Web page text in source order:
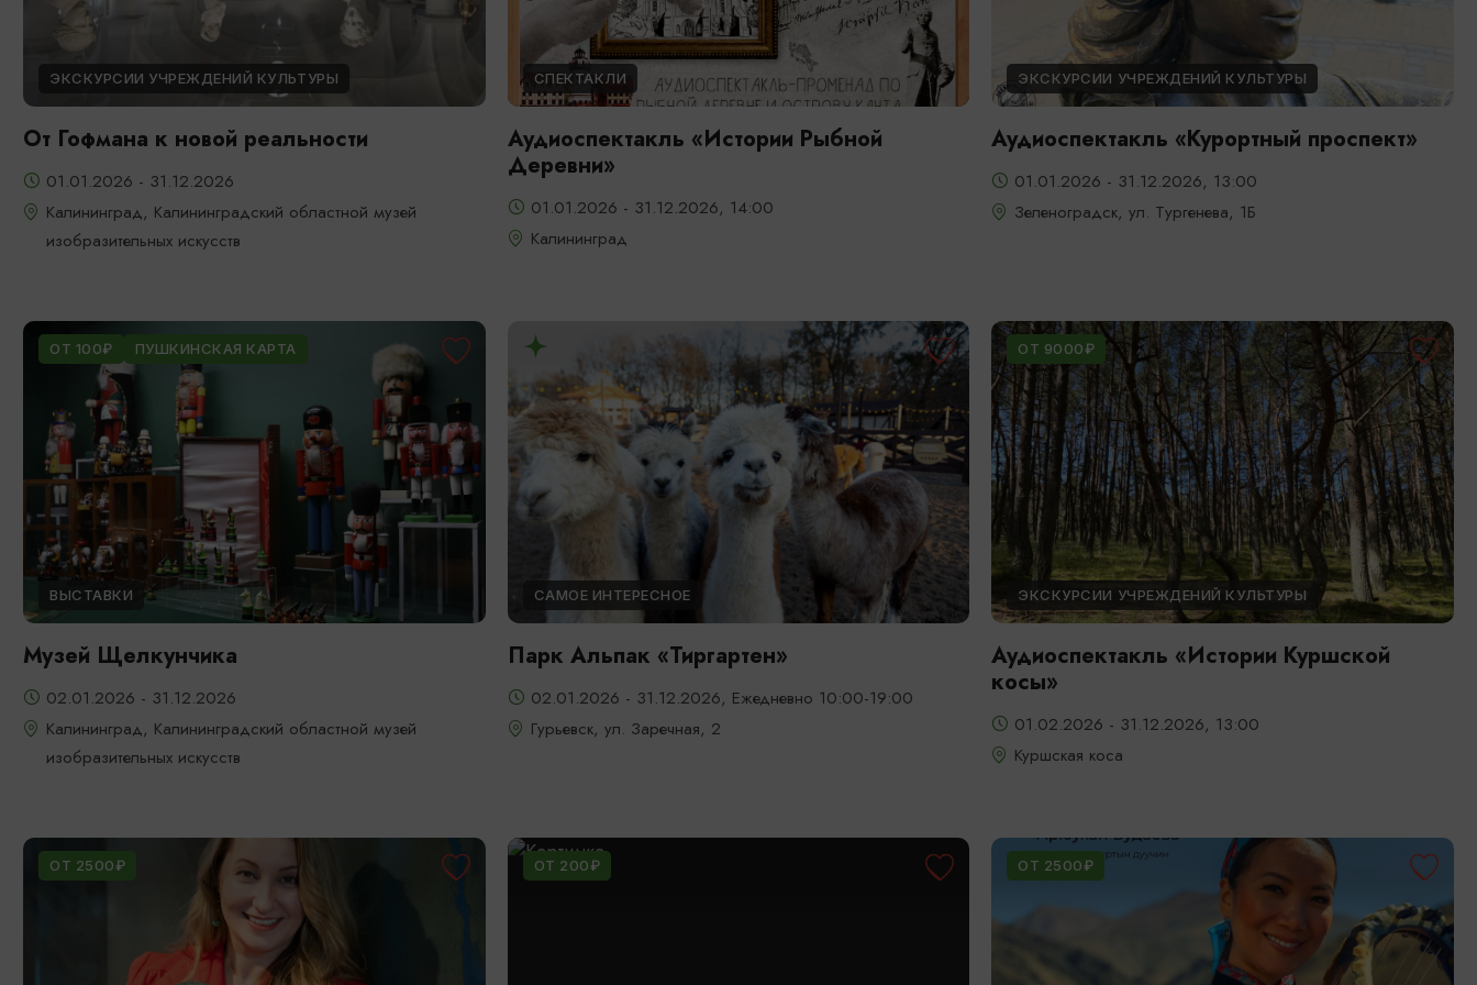
ЭКСКУРСИИ УЧРЕЖДЕНИЙ КУЛЬТУРЫ
От Гофмана к новой реальности
01.01.2026 - 31.12.2026
Калининград, Калининградский областной музей
изобразительных искусств
СПЕКТАКЛИ
Аудиоспектакль «Истории Рыбной
Деревни»
01.01.2026 - 31.12.2026, 14:00
Калининград
ЭКСКУРСИИ УЧРЕЖДЕНИЙ КУЛЬТУРЫ
Аудиоспектакль «Курортный проспект»
01.01.2026 - 31.12.2026, 13:00
Зеленоградск, ул. Тургенева, 1Б
ОТ 100₽ ПУШКИНСКАЯ КАРТА
ВЫСТАВКИ
Музей Щелкунчика
02.01.2026 - 31.12.2026
Калининград, Калининградский областной музей
изобразительных искусств
САМОЕ ИНТЕРЕСНОЕ
Парк Альпак «Тиргартен»
02.01.2026 - 31.12.2026, Ежедневно 10:00-19:00
Гурьевск, ул. Заречная, 2
ОТ 9000₽
ЭКСКУРСИИ УЧРЕЖДЕНИЙ КУЛЬТУРЫ
Аудиоспектакль «Истории Куршской
косы»
01.02.2026 - 31.12.2026, 13:00
Куршская коса
ОТ 2500₽ ОТ 200₽ ОТ 2500₽